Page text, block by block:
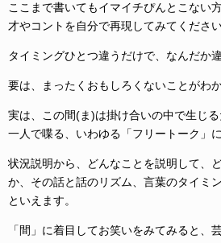
ここまで書いてもイマイチぴんとこない
才やコントを自分で再現してみてください
タイミングひとつ違うだけで、なんだ
要は、まったくおもしろくないことがわ
実は、この間(ま)は掛け合いの中で生じ
一人で喋る、いわゆる「フリートーク」
状況説明から、どんなことを説明して、
か、その話と話のリズム、言葉のタイミ
といえます。
「間」に着目してお笑いをみてみると、